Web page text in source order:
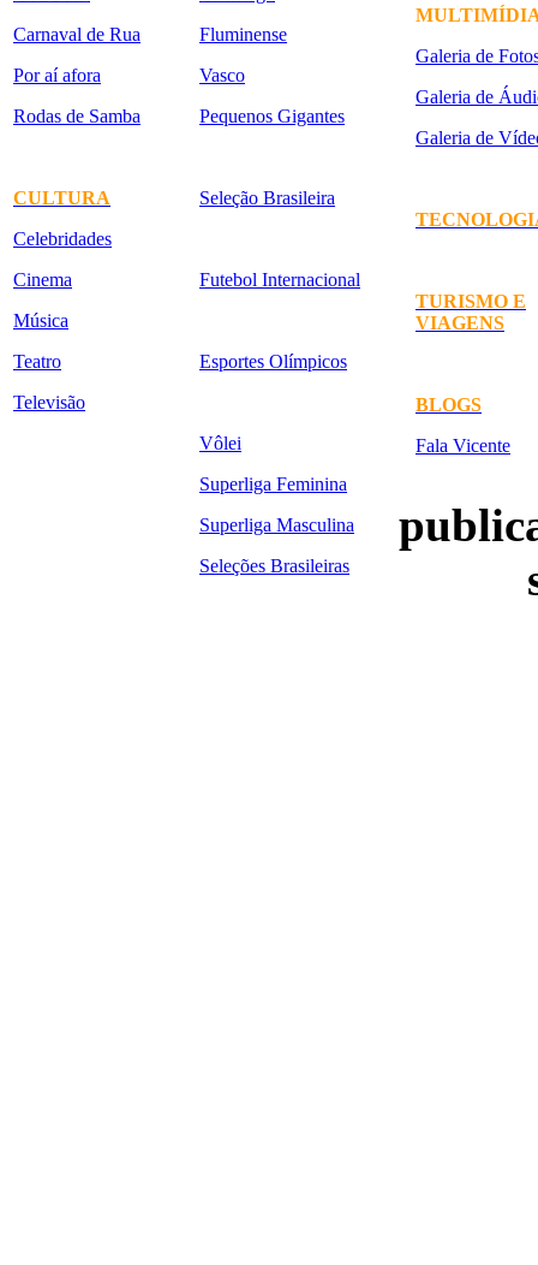
Carnaval de Rua
Por aí afora
Rodas de Samba
CULTURA
Celebridades
Cinema
Música
Teatro
Televisão
Fluminense
Vasco
Pequenos Gigantes
Seleção Brasileira
Futebol Internacional
Esportes Olímpicos
Vôlei
Superliga Feminina
Superliga Masculina
Seleções Brasileiras
Galeria de
Galeria de
Galeria de
TURISMO E
VIAGENS
BLOGS
Fala Vicente